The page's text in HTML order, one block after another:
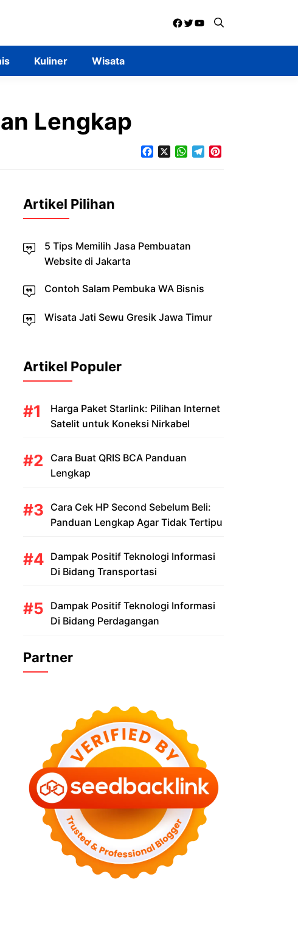
Facebook
Twitter
YouTube
Kuliner Wisata
Lengkap
FacebookWhatsApp
Telegram
Artikel Pilihan
5 Tips Memilih Jasa Pembuatan
Website di Jakarta
Contoh Salam Pembuka WA Bisnis
Wisata Jati Sewu Gresik Jawa Timur
Artikel Populer
Harga Paket Starlink: Pilihan Internet
Satelit untuk Koneksi Nirkabel
Cara Buat QRIS BCA Panduan
Lengkap
Cara Cek HP Second Sebelum Beli:
Panduan Lengkap Agar Tidak Tertipu
Dampak Positif Teknologi Informasi
Di Bidang Transportasi
Dampak Positif Teknologi Informasi
Di Bidang Perdagangan
Partner